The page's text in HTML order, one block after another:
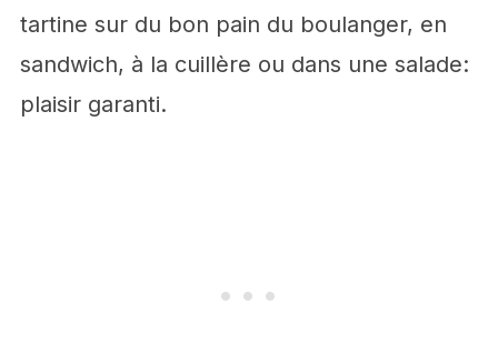
tartine sur du bon pain du boulanger, en
sandwich, à la cuillère ou dans une salade:
plaisir garanti.